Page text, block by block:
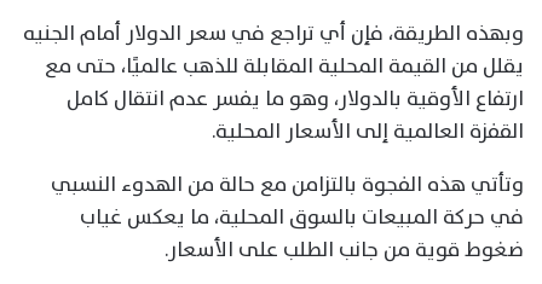
وبهذه الطريقة، فإن أي تراجع في سعر الدولار أمام الجنيه
يقلل من القيمة المحلية المقابلة للذهب عالميًا، حتى مع
ارتفاع الأوقية بالدولار، وهو ما يفسر عدم انتقال كامل
القفزة العالمية إلى الأسعار المحلية.
وتأتي هذه الفجوة بالتزامن مع حالة من الهدوء النسبي
في حركة المبيعات بالسوق المحلية، ما يعكس غياب
ضغوط قوية من جانب الطلب على الأسعار.